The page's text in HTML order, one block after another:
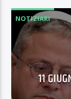
NOTIZIARI
11